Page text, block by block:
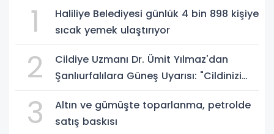
1
Haliliye Belediyesi günlük 4 bin 898 kişiye
sıcak yemek ulaştırıyor
2
Cildiye Uzmanı Dr. Ümit Yılmaz'dan
Şanlıurfalılara Güneş Uyarısı: "Cildinizi
3
Altın ve gümüşte toparlanma, petrolde
satış baskısı